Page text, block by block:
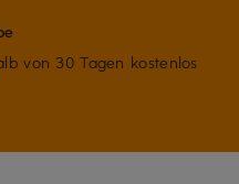
von 30 Tagen kostenlos